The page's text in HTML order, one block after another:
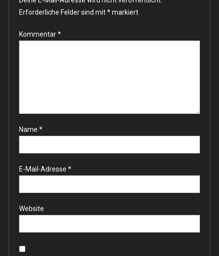
Erforderliche Felder sind mit*markiert
Kommentar*
Name *
E-Mail-Adresse *
Website